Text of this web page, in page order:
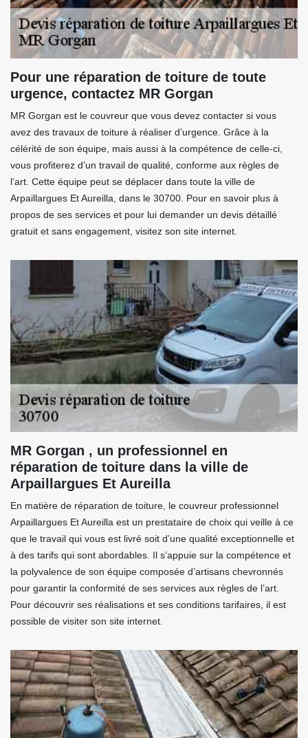
Pour une réparation de toiture de toute
urgence, contactez MR Gorgan
MR Gorgan est le couvreur que vous devez contacter si vous
avez des travaux de toiture à réaliser d’urgence. Grâce à la
célérité de son équipe, mais aussi à la compétence de celle-ci,
vous profiterez d’un travail de qualité, conforme aux règles de
l’art. Cette équipe peut se déplacer dans toute la ville de
Arpaillargues Et Aureilla, dans le 30700. Pour en savoir plus à
propos de ses services et pour lui demander un devis détaillé
gratuit et sans engagement, visitez son site internet.
MR Gorgan , un professionnel en
réparation de toiture dans la ville de
Arpaillargues Et Aureilla
En matière de réparation de toiture, le couvreur professionnel
Arpaillargues Et Aureilla est un prestataire de choix qui veille à ce
que le travail qui vous est livré soit d’une qualité exceptionnelle et
à des tarifs qui sont abordables. Il s’appuie sur la compétence et
la polyvalence de son équipe composée d’artisans chevronnés
pour garantir la conformité de ses services aux règles de l’art.
Pour découvrir ses réalisations et ses conditions tarifaires, il est
possible de visiter son site internet.